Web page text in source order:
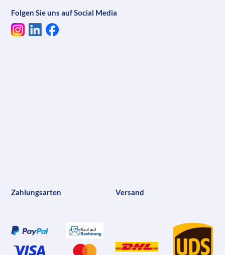
Folgen Sie uns auf Social Media
Zahlungsarten Versand